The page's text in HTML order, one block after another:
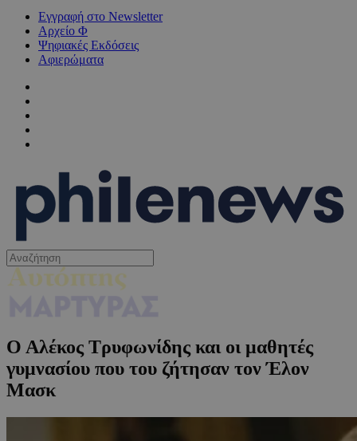
Εγγραφή στο Newsletter
Αρχείο Φ
Ψηφιακές Εκδόσεις
Αφιερώματα
Ο Αλέκος Τρυφωνίδης και οι μαθητές
γυμνασίου που του ζήτησαν τον Έλον
Μασκ